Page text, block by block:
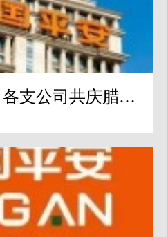
湖州平安产险：各支公司共庆腊八佳节